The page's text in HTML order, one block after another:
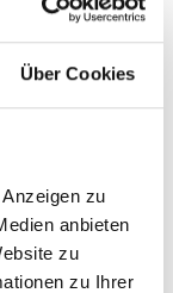
Über Cookies
zu
anbieten
zu
zu Ihrer